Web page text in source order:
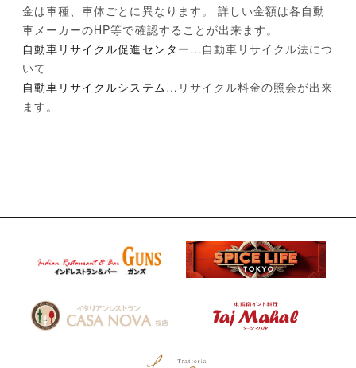
金は車種、車体ごとに異なります。 詳しい金額は各自動
車メーカーのHP等で確認することが出来ます。
自動車リサイクル促進センター…自動車リサイクル法につ
いて
自動車リサイクルシステム…リサイクル料金の照会が出来
ます。